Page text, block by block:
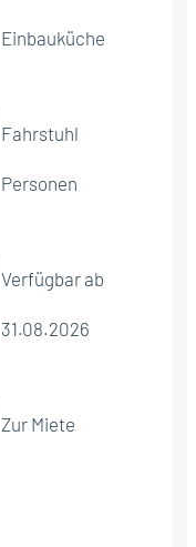
Einbauküche
Fahrstuhl
Personen
Verfügbar ab
31.08.2026
Zur Miete